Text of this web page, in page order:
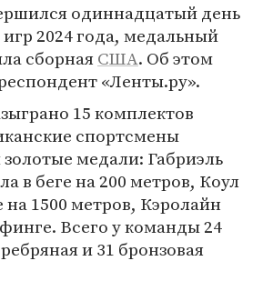
одиннадцатый день
2024 года, медальный
сборнаяСША. Об этом
«Ленты.ру».
15 комплектов
спортсмены
золотые медали: Габриэль
в беге на 200 метров, Коул
на 1500 метров, Кэролайн
Всего у команды 24
и 31 бронзовая